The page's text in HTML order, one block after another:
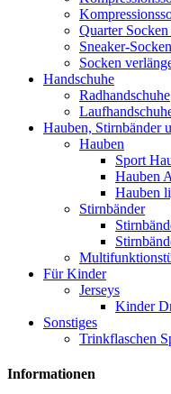
Quarter
Sneaker-
Socken
Handschuhe
Radhandschuhe
Hauben, Stirnbänder
Hauben
Sport
Hauben
Hauben
Stirnbänder
Für Kinder
Jerseys
Kinder
Sonstiges
Trinkflaschen
Informationen